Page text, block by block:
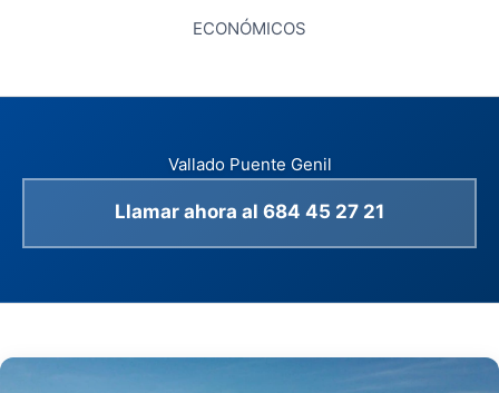
ECONÓMICOS
Vallado Puente Genil
Llamar ahora al 684 45 27 21